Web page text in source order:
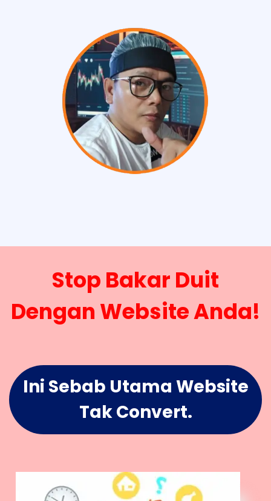
Stop Bakar Duit
Dengan Website Anda!
Ini Sebab Utama Website
Tak Convert.